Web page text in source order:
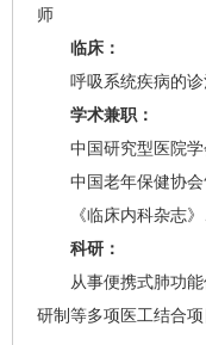
师
临床：
呼吸系统疾病的诊
学术兼职：
中国研究型医院学
中国老年保健协会
《临床内科杂志》
科研：
从事便携式肺功能
研制等多项医工结合